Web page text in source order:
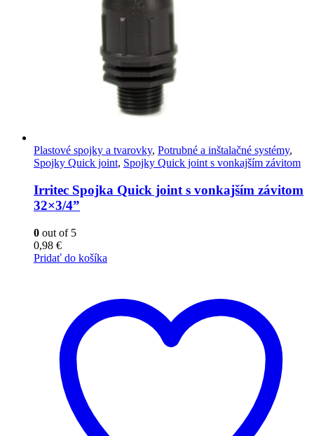
Plastové spojky a tvarovky, Potrubné a inštalačné systémy,
Spojky Quick joint, Spojky Quick joint s vonkajším závitom
Irritec Spojka Quick joint s vonkajším závitom
32×3/4”
0 out of 5
0,98 €
Pridať do košíka